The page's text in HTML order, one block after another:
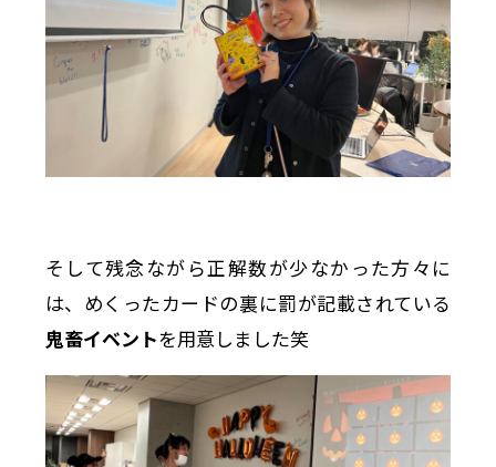
そして残念ながら正解数が少なかった方々に
は、めくったカードの裏に罰が記載されている
鬼畜イベントを用意しました笑